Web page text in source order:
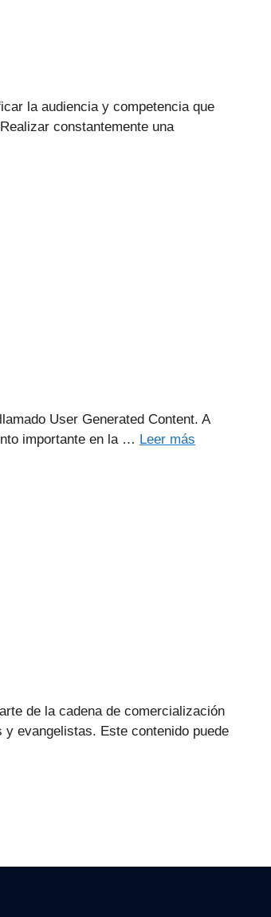
la audiencia y competencia que
constantemente una
User Generated Content. A
importante en la … Leer más
de la cadena de comercialización
evangelistas. Este contenido puede